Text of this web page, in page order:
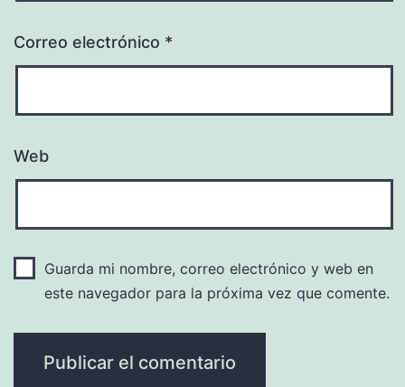
Correo electrónico *
Web
Guarda mi nombre, correo electrónico y web en
este navegador para la próxima vez que comente.